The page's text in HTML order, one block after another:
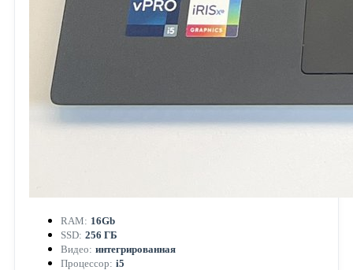
RAM: 16Gb
SSD: 256 ГБ
Видео: интегрированная
Процессор: i5